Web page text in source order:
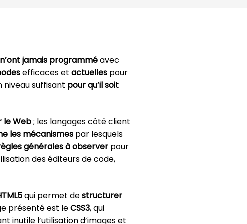
jamais programméavec
efficaces et actuelles pour
niveau suffisant pour qu’il soit
le Web; les langages côté client
les mécanismespar lesquels
générales à observerpour
des éditeurs de code,
qui permet destructurer
présenté est leCSS3, qui
inutile l’utilisation d’images et